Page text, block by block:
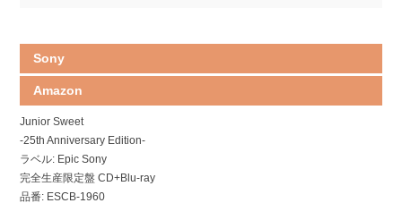
Sony
Amazon
Junior Sweet
-25th Anniversary Edition-
ラベル: Epic Sony
完全生産限定盤 CD+Blu-ray
品番: ESCB-1960